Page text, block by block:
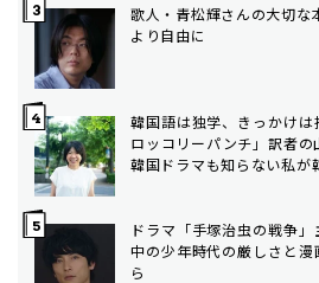
歌人・青松輝さんの大切
より自由に
韓国語は独学、きっかけ
ロッコリーパンチ」訳者
韓国ドラマも知らない私が
ドラマ「手塚治虫の戦争
中の少年時代の厳しさと
ら